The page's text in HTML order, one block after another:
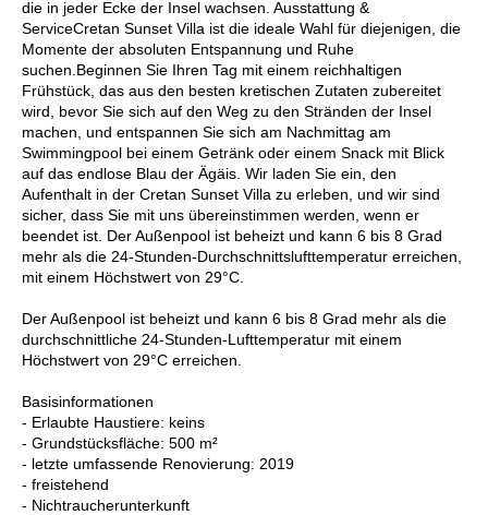
die in jeder Ecke der Insel wachsen. Ausstattung &
ServiceCretan Sunset Villa ist die ideale Wahl für diejenigen, die
Momente der absoluten Entspannung und Ruhe
suchen.Beginnen Sie Ihren Tag mit einem reichhaltigen
Frühstück, das aus den besten kretischen Zutaten zubereitet
wird, bevor Sie sich auf den Weg zu den Stränden der Insel
machen, und entspannen Sie sich am Nachmittag am
Swimmingpool bei einem Getränk oder einem Snack mit Blick
auf das endlose Blau der Ägäis. Wir laden Sie ein, den
Aufenthalt in der Cretan Sunset Villa zu erleben, und wir sind
sicher, dass Sie mit uns übereinstimmen werden, wenn er
beendet ist. Der Außenpool ist beheizt und kann 6 bis 8 Grad
mehr als die 24-Stunden-Durchschnittslufttemperatur erreichen,
mit einem Höchstwert von 29°C.
Der Außenpool ist beheizt und kann 6 bis 8 Grad mehr als die
durchschnittliche 24-Stunden-Lufttemperatur mit einem
Höchstwert von 29°C erreichen.
Basisinformationen
- Erlaubte Haustiere: keins
- Grundstücksfläche: 500 m²
- letzte umfassende Renovierung: 2019
- freistehend
- Nichtraucherunterkunft